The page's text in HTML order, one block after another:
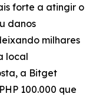
forte a atingir o
danos
milhares
local
a Bitget
100.000 que